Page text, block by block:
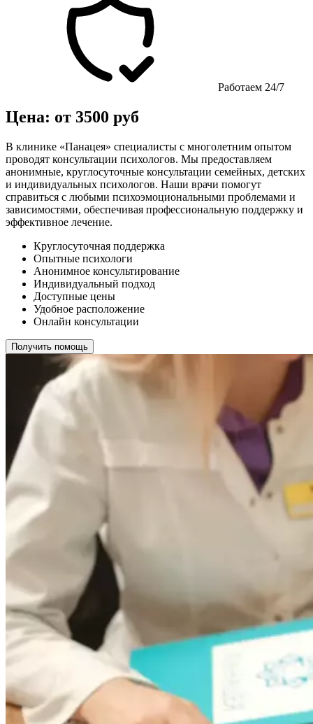
Работаем 24/7
Цена: от 3500 руб
В клинике «Панацея» специалисты с многолетним опытом
проводят консультации психологов. Мы предоставляем
анонимные, круглосуточные консультации семейных, детских
и индивидуальных психологов. Наши врачи помогут
справиться с любыми психоэмоциональными проблемами и
зависимостями, обеспечивая профессиональную поддержку и
эффективное лечение.
Круглосуточная поддержка
Опытные психологи
Анонимное консультирование
Индивидуальный подход
Доступные цены
Удобное расположение
Онлайн консультации
Получить помощь